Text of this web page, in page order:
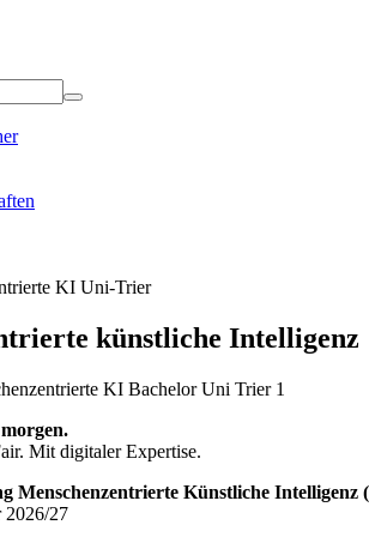
künstliche Intelligenz
Mit digitaler Expertise.
Menschenzentrierte Künstliche Intelligenz
2026/27